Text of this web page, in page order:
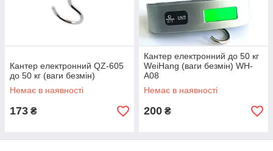
Кантер електронний QZ-605
до 50 кг (ваги безмін)
Немає в наявності
173 ₴
Кантер електронний до 50 кг
WeiHang (ваги безмін) WH-
A08
Немає в наявності
200 ₴